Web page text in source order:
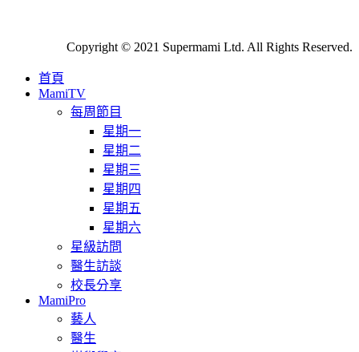
Copyright © 2021 Supermami Ltd. All Rights Reserved.
首頁
MamiTV
每周節目
星期一
星期二
星期三
星期四
星期五
星期六
星級訪問
醫生訪談
校長分享
MamiPro
藝人
醫生